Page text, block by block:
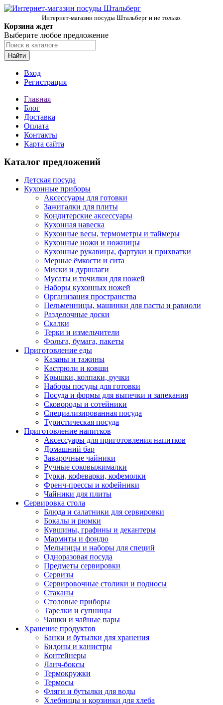
Интернет-магазин посуды Штальберг и не только.
Корзина ждет
Выберите любое предложение
Найти
Вход
Регистрация
Главная
Блог
Доставка
Оплата
Контакты
Карта сайта
Каталог предложений
Детская посуда
Кухонные приборы
Аксессуары для готовки
Зажигалки для плиты
Кондитерские аксессуары
Кухонная навеска
Кухонные весы, термометры и таймеры
Кухонные ножи и ножницы
Кухонные рукавицы, фартуки и прихватки
Мерные ёмкости и сита
Миски и дуршлаги
Мусаты и точилки для ножей
Наборы кухонных ножей
Организация пространства
Пельменницы, машинки для пасты и равиоли
Разделочные доски
Скалки
Терки и измельчители
Фольга, бумага, пакеты
Приготовление еды
Казаны и тажины
Кастрюли и ковши
Крышки, колпаки, ручки
Наборы посуды для готовки
Посуда и формы для выпечки и запекания
Сковороды и сотейники
Специализированная посуда
Туристическая посуда
Приготовление напитков
Аксессуары для приготовления напитков
Домашний бар
Заварочные чайники
Ручные соковыжималки
Турки, кофеварки, кофемолки
Френч-прессы и кофейники
Чайники для плиты
Сервировка стола
Блюда и салатники для сервировки
Бокалы и рюмки
Кувшины, графины и декантеры
Мармиты и фондю
Мельницы и наборы для специй
Одноразовая посуда
Предметы сервировки
Сервизы
Сервировочные столики и подносы
Стаканы
Столовые приборы
Тарелки и супницы
Чашки и чайные пары
Хранение продуктов
Банки и бутылки для хранения
Бидоны и канистры
Контейнеры
Ланч-боксы
Термокружки
Термосы
Фляги и бутылки для воды
Хлебницы и корзинки для хлеба